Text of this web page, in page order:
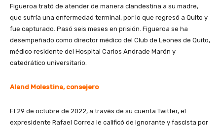
Figueroa trató de atender de manera clandestina a su madre,
que sufría una enfermedad terminal, por lo que regresó a Quito y
fue capturado. Pasó seis meses en prisión. Figueroa se ha
desempeñado como director médico del Club de Leones de Quito,
médico residente del Hospital Carlos Andrade Marón y
catedrático universitario.
Aland Molestina, consejero
El 29 de octubre de 2022, a través de su cuenta Twitter, el
expresidente Rafael Correa le calificó de ignorante y fascista por